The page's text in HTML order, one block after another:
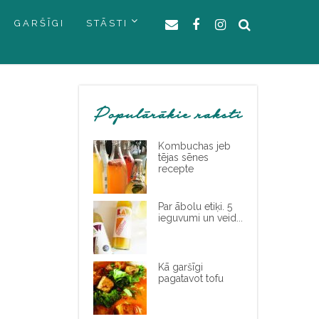
GARŠĪGI STĀSTI
Populārākie raksti
Kombuchas jeb
tējas sēnes
recepte
Par ābolu etiķi. 5
ieguvumi un veid...
Kā garšīgi
pagatavot tofu